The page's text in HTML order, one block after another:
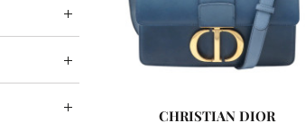
CHRISTIAN DIOR